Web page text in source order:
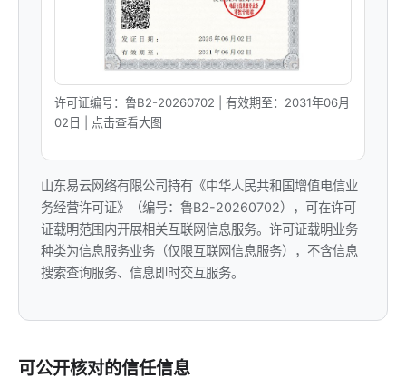
许可证编号：鲁B2-20260702 | 有效期至：2031年06月
02日 | 点击查看大图
山东易云网络有限公司持有《中华人民共和国增值电信业
务经营许可证》（编号：鲁B2-20260702），可在许可
证载明范围内开展相关互联网信息服务。许可证载明业务
种类为信息服务业务（仅限互联网信息服务），不含信息
搜索查询服务、信息即时交互服务。
可公开核对的信任信息